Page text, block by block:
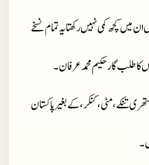
میں کچھ کمی نہیں رکھتا یہ تمام نسخے
طلب گار حکیم محمد عرفان۔
تنکے، مٹی، کنکر، کے بغیر پاکستان
۔